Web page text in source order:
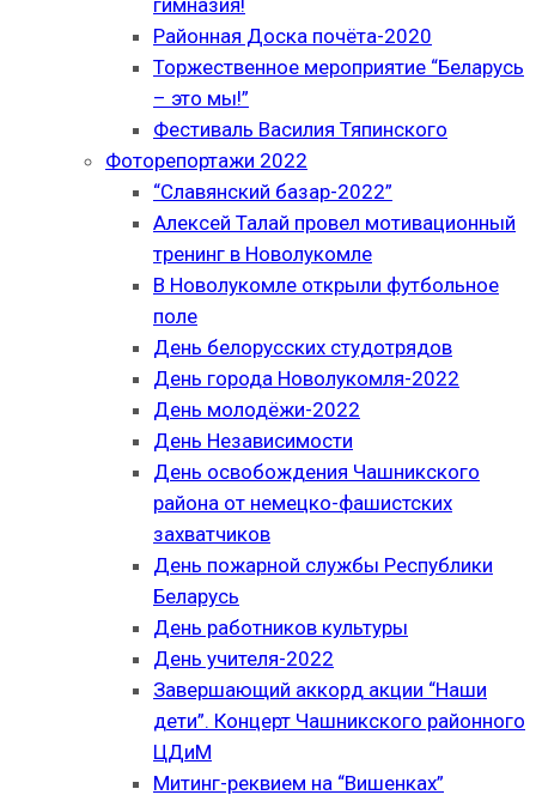
гимназия!
Районная Доска почёта-2020
Торжественное мероприятие “Беларусь
– это мы!”
Фестиваль Василия Тяпинского
Фоторепортажи 2022
“Славянский базар-2022”
Алексей Талай провел мотивационный
тренинг в Новолукомле
В Новолукомле открыли футбольное
поле
День белорусских студотрядов
День города Новолукомля-2022
День молодёжи-2022
День Независимости
День освобождения Чашникского
района от немецко-фашистских
захватчиков
День пожарной службы Республики
Беларусь
День работников культуры
День учителя-2022
Завершающий аккорд акции “Наши
дети”. Концерт Чашникского районного
ЦДиМ
Митинг-реквием на “Вишенках”